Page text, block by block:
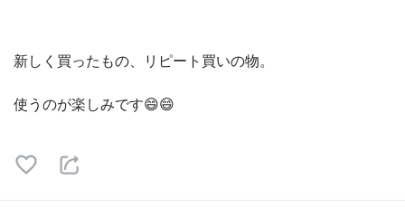
新しく買ったもの、リピート買いの物。
使うのが楽しみです😄😄